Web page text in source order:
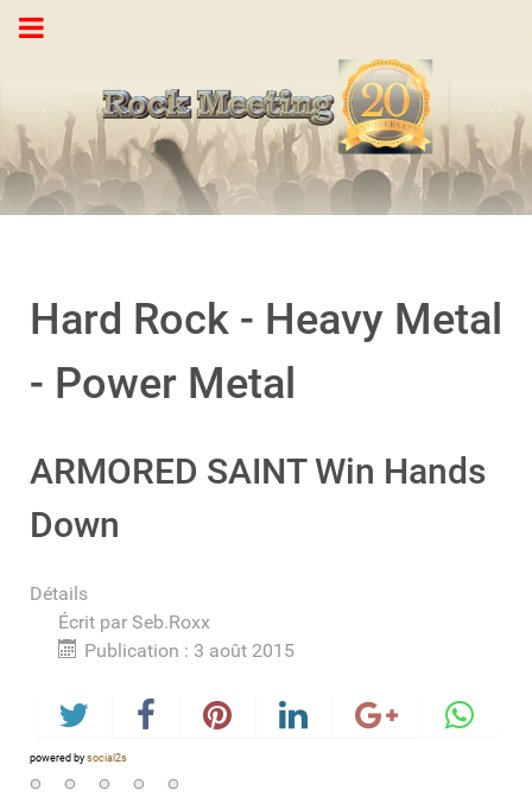
Hard Rock - Heavy Metal
- Power Metal
ARMORED SAINT Win Hands
Down
Détails
Écrit par Seb.Roxx
Publication : 3 août 2015
powered by social2s